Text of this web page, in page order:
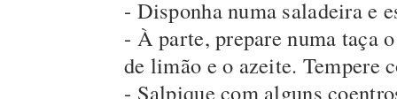
- Disponha numa saladeira e
- À parte, prepare numa taça
de limão e o azeite. Tempere
- Salpique com alguns